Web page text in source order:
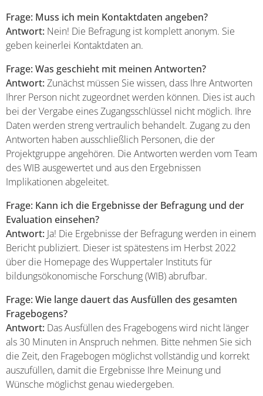
Frage: Muss ich mein Kontaktdaten angeben?
Antwort: Nein! Die Befragung ist komplett anonym. Sie
geben keinerlei Kontaktdaten an.
Frage: Was geschieht mit meinen Antworten?
Antwort: Zunächst müssen Sie wissen, dass Ihre Antworten
Ihrer Person nicht zugeordnet werden können. Dies ist auch
bei der Vergabe eines Zugangsschlüssel nicht möglich. Ihre
Daten werden streng vertraulich behandelt. Zugang zu den
Antworten haben ausschließlich Personen, die der
Projektgruppe angehören. Die Antworten werden vom Team
des WIB ausgewertet und aus den Ergebnissen
Implikationen abgeleitet.
Frage: Kann ich die Ergebnisse der Befragung und der
Evaluation einsehen?
Antwort: Ja! Die Ergebnisse der Befragung werden in einem
Bericht publiziert. Dieser ist spätestens im Herbst 2022
über die Homepage des Wuppertaler Instituts für
bildungsökonomische Forschung (WIB) abrufbar.
Frage: Wie lange dauert das Ausfüllen des gesamten
Fragebogens?
Antwort: Das Ausfüllen des Fragebogens wird nicht länger
als 30 Minuten in Anspruch nehmen. Bitte nehmen Sie sich
die Zeit, den Fragebogen möglichst vollständig und korrekt
auszufüllen, damit die Ergebnisse Ihre Meinung und
Wünsche möglichst genau wiedergeben.